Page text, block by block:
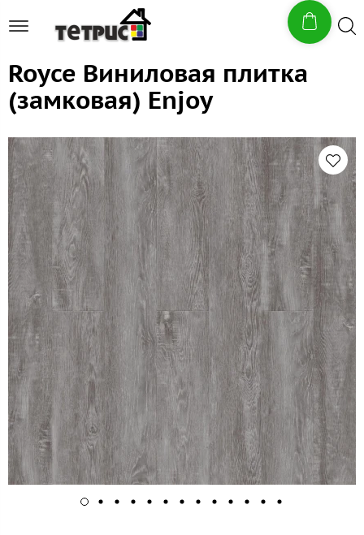
Royce Виниловая плитка
(замковая) Enjoy